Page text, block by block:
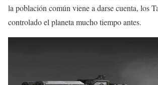
la población común viene a darse cuenta, los
controlado el planeta mucho tiempo antes.